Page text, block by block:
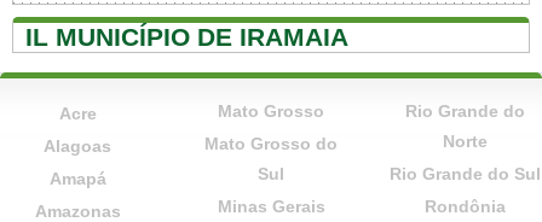
IL MUNICÍPIO DE IRAMAIA
Acre
Alagoas
Amapá
Amazonas
Mato Grosso
Mato Grosso do
Sul
Minas Gerais
Rio Grande do
Norte
Rio Grande do Sul
Rondônia